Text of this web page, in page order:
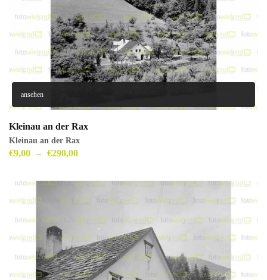
ansehen
Kleinau an der Rax
Kleinau an der Rax
€9,00 – €290,00